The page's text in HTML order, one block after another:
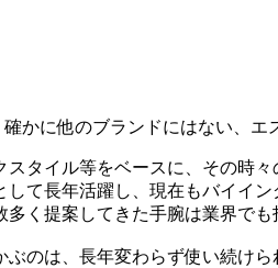
かに他のブランドにはない、
タイル等をベースに、その時
て長年活躍し、現在もバイイ
く提案してきた手腕は業界で
のは、長年変わらず使い続け